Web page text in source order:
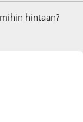
hintaan?